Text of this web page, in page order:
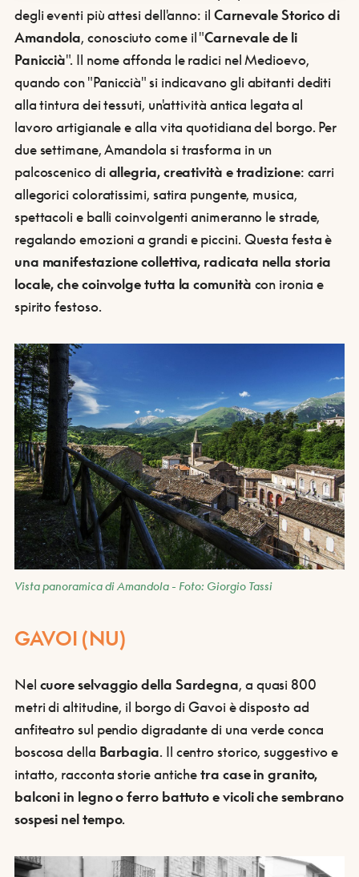
degli eventi più attesi dell'anno: il Carnevale Storico di
Amandola, conosciuto come il "Carnevale de li
Paniccià". Il nome affonda le radici nel Medioevo,
quando con "Paniccià" si indicavano gli abitanti dediti
alla tintura dei tessuti, un'attività antica legata al
lavoro artigianale e alla vita quotidiana del borgo. Per
due settimane, Amandola si trasforma in un
palcoscenico diallegria, creatività e tradizione: carri
allegorici coloratissimi, satira pungente, musica,
spettacoli e balli coinvolgenti animeranno le strade,
regalando emozioni a grandi e piccini. Questa festa è
una manifestazione collettiva, radicata nella storia
locale, che coinvolge tutta la comunità con ironia e
spirito festoso.
Vista panoramica di Amandola - Foto: Giorgio Tassi
GAVOI (NU)
Nel cuore selvaggio della Sardegna, a quasi 800
metri di altitudine, il borgo di Gavoi è disposto ad
anfiteatro sul pendio digradante di una verde conca
boscosa della Barbagia. Il centro storico, suggestivo e
intatto, racconta storie antichetra case in granito,
balconi in legno o ferro battuto e vicoli che sembrano
sospesi nel tempo.